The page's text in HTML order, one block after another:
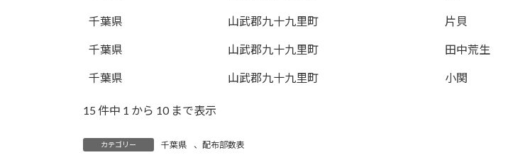
千葉県 山武郡九十九里町 片貝
千葉県 山武郡九十九里町 田中荒生
千葉県 山武郡九十九里町 小関
15 件中 1 から 10 まで表示
カテゴリー 千葉県 、 配布部数表